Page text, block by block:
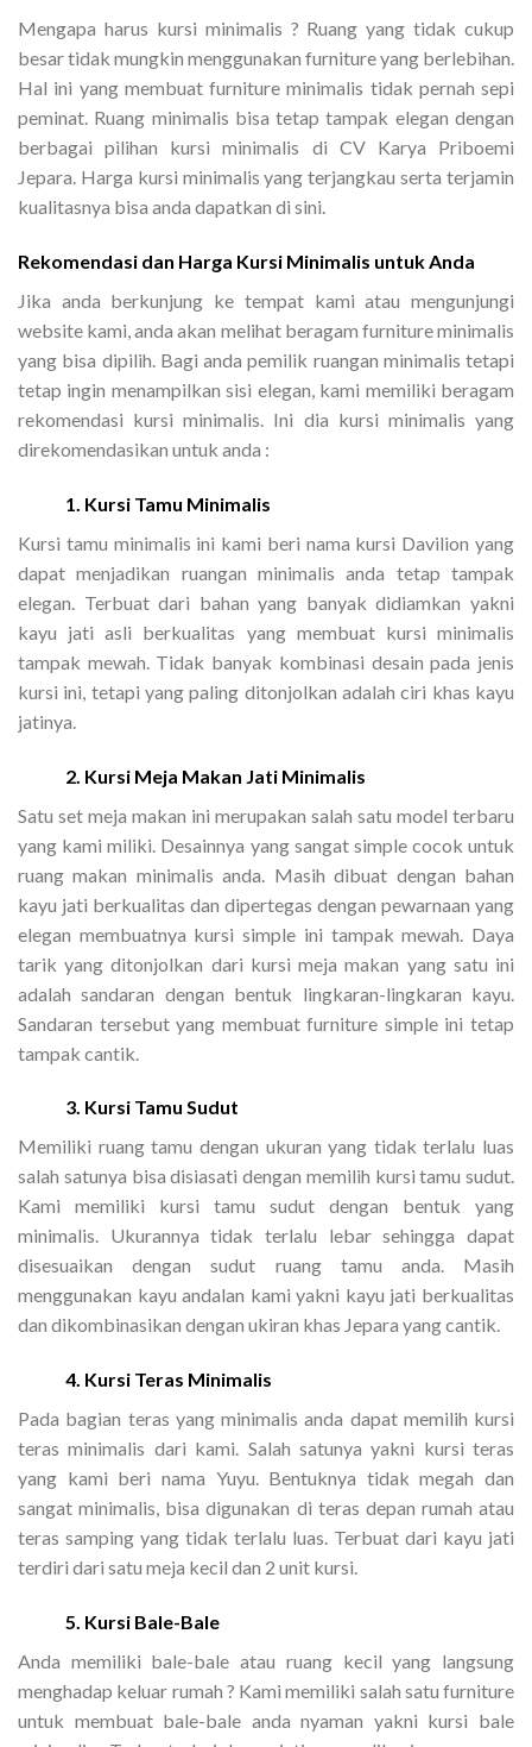
Mengapa harus kursi minimalis ? Ruang yang tidak cukup
besar tidak mungkin menggunakan furniture yang berlebihan.
Hal ini yang membuat furniture minimalis tidak pernah sepi
peminat. Ruang minimalis bisa tetap tampak elegan dengan
berbagai pilihan kursi minimalis di CV Karya Priboemi
Jepara. Harga kursi minimalis yang terjangkau serta terjamin
kualitasnya bisa anda dapatkan di sini.
Rekomendasi dan Harga Kursi Minimalis untuk Anda
Jika anda berkunjung ke tempat kami atau mengunjungi
website kami, anda akan melihat beragam furniture minimalis
yang bisa dipilih. Bagi anda pemilik ruangan minimalis tetapi
tetap ingin menampilkan sisi elegan, kami memiliki beragam
rekomendasi kursi minimalis. Ini dia kursi minimalis yang
direkomendasikan untuk anda :
1. Kursi Tamu Minimalis
Kursi tamu minimalis ini kami beri nama kursi Davilion yang
dapat menjadikan ruangan minimalis anda tetap tampak
elegan. Terbuat dari bahan yang banyak didiamkan yakni
kayu jati asli berkualitas yang membuat kursi minimalis
tampak mewah. Tidak banyak kombinasi desain pada jenis
kursi ini, tetapi yang paling ditonjolkan adalah ciri khas kayu
jatinya.
2. Kursi Meja Makan Jati Minimalis
Satu set meja makan ini merupakan salah satu model terbaru
yang kami miliki. Desainnya yang sangat simple cocok untuk
ruang makan minimalis anda. Masih dibuat dengan bahan
kayu jati berkualitas dan dipertegas dengan pewarnaan yang
elegan membuatnya kursi simple ini tampak mewah. Daya
tarik yang ditonjolkan dari kursi meja makan yang satu ini
adalah sandaran dengan bentuk lingkaran-lingkaran kayu.
Sandaran tersebut yang membuat furniture simple ini tetap
tampak cantik.
3. Kursi Tamu Sudut
Memiliki ruang tamu dengan ukuran yang tidak terlalu luas
salah satunya bisa disiasati dengan memilih kursi tamu sudut.
Kami memiliki kursi tamu sudut dengan bentuk yang
minimalis. Ukurannya tidak terlalu lebar sehingga dapat
disesuaikan dengan sudut ruang tamu anda. Masih
menggunakan kayu andalan kami yakni kayu jati berkualitas
dan dikombinasikan dengan ukiran khas Jepara yang cantik.
4. Kursi Teras Minimalis
Pada bagian teras yang minimalis anda dapat memilih kursi
teras minimalis dari kami. Salah satunya yakni kursi teras
yang kami beri nama Yuyu. Bentuknya tidak megah dan
sangat minimalis, bisa digunakan di teras depan rumah atau
teras samping yang tidak terlalu luas. Terbuat dari kayu jati
terdiri dari satu meja kecil dan 2 unit kursi.
5. Kursi Bale-Bale
Anda memiliki bale-bale atau ruang kecil yang langsung
menghadap keluar rumah ? Kami memiliki salah satu furniture
untuk membuat bale-bale anda nyaman yakni kursi bale